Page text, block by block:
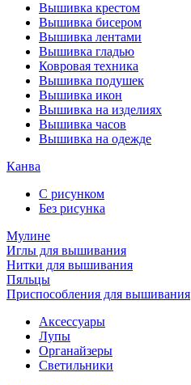
Вышивка крестом
Вышивка бисером
Вышивка лентами
Вышивка гладью
Ковровая техника
Вышивка подушек
Вышивка икон
Вышивка на изделиях
Вышивка часов
Вышивка на одежде
Канва
С рисунком
Без рисунка
Мулине
Иглы для вышивания
Нитки для вышивания
Пяльцы
Приспособления для вышивания
Аксессуары
Лупы
Органайзеры
Светильники